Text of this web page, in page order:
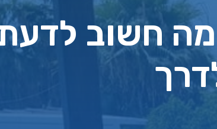
חשוב לדעת